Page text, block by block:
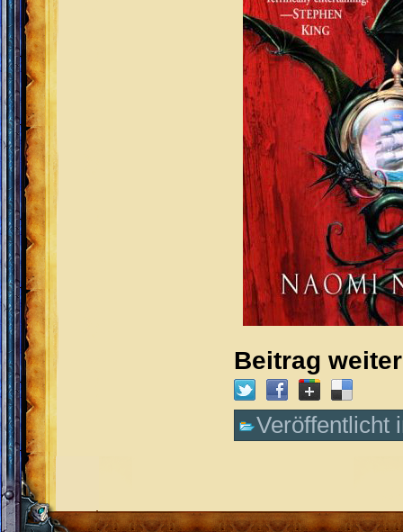
Beitrag
Veröffentlicht